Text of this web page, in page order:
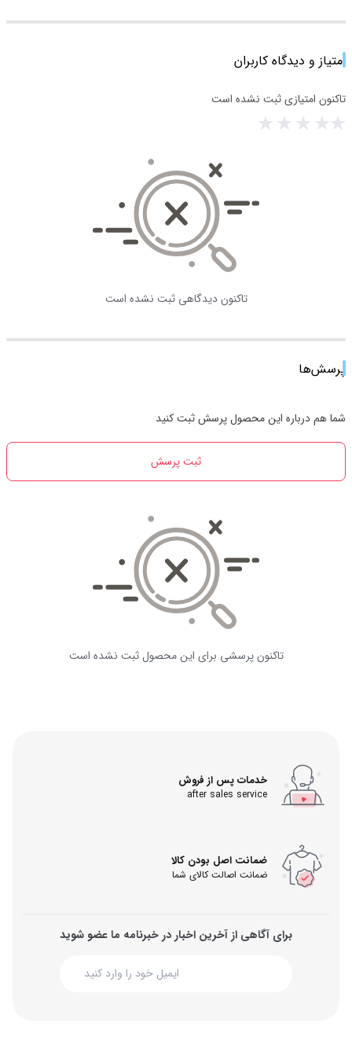
امتیاز و دیدگاه کاربران
تاکنون امتیازی ثبت نشده است
تاکنون دیدگاهی ثبت نشده است
پرسش‌ها
شما هم درباره این محصول پرسش ثبت کنید
ثبت پرسش
تاکنون پرسشی برای این محصول ثبت نشده است
خدمات پس از فروش
after sales service
ضمانت اصل بودن کالا
ضمانت اصالت کالای شما
برای آگاهی از آخرین اخبار در خبرنامه ما عضو شوید